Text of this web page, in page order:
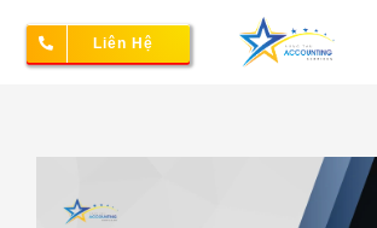
Liên Hệ
Thành lập doanh nghiệp
Larger